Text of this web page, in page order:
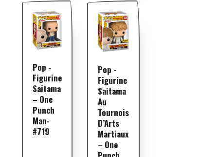
Pop -
Figurine
Saitama
– One
Punch
Man-
#719
Pop -
Figurine
Saitama
Au
Tournois
D’Arts
Martiaux
– One